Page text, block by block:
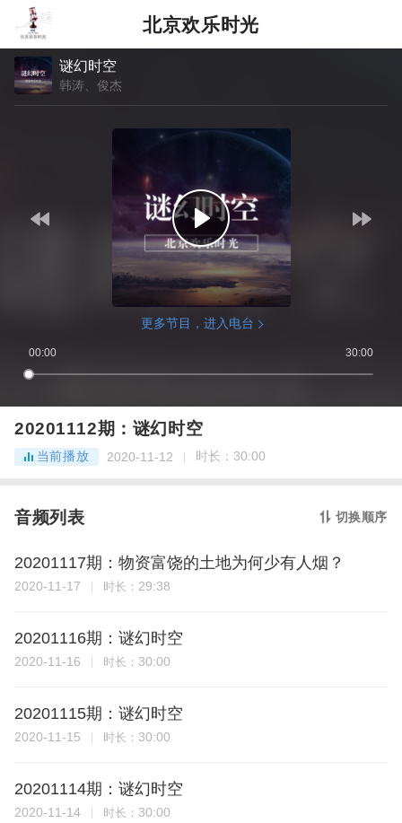
北京欢乐时光
谜幻时空
韩涛、俊杰
更多节目，进入电台
00:00 30:00
20201112期：谜幻时空
当前播放 2020-11-12 时长： 30:00
音频列表 切换顺序
20201117期：物资富饶的土地为何少有人烟？
2020-11-17 时长： 29:38
20201116期：谜幻时空
2020-11-16 时长： 30:00
20201115期：谜幻时空
2020-11-15 时长： 30:00
20201114期：谜幻时空
2020-11-14 时长： 30:00